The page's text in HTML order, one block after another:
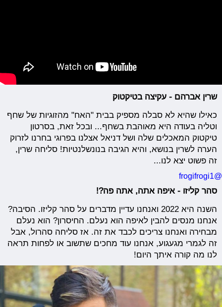
שרין אברהם - עקיצה בטיקטוק
כאילו שהיא לא סבלה מספיק בבית "האח" מהזוגיות של שחף
וטליה בעודה היא מאוהבת בשחף... ובכל זאת, בסרטון
טיקטוק המאכלים שלה ושל דניאל אצלנו בפרוגי בחרנו לזרוק
הערה לשרין בנושא, והיא הגיבה בנונשלנטיות! סליחה שרין,
זה פשוט יצא לנו...
@frogifrogi1
סהר קליזו - איפה אתה, אתה פה?!
השנה היא 2022 ואנחנו עדיין מדברים על סהר קליזו. הסיבה?
אנחנו מנסים להבין לאיפה הוא נעלם. החיסרון? הוא נעלם
מבחירה ואנחנו צריכים לכבד את זה. אז סליחה סהרול, אבל
זה לגמרי מגעגוע, אנחנו עוד מחכים שתשוב או לפחות תראה
לנו מה קורה איתך היום!